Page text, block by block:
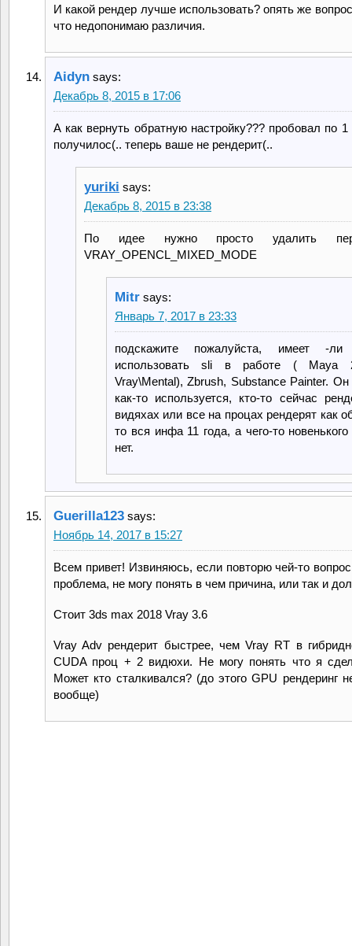
И какой рендер лучше использовать? опять же вопрос
что недопонимаю различия.
Aidyn says:
Декабрь 8, 2015 в 17:06
А как вернуть обратную настройку??? пробовал по 1
получилос(.. теперь ваше не рендерит(..
yuriki says:
Декабрь 8, 2015 в 23:38
По идее нужно просто удалить
VRAY_OPENCL_MIXED_MODE
Mitr says:
Январь 7, 2017 в 23:33
подскажите пожалуйста, имеет -
использовать sli в работе ( Maya
Vray\Mental), Zbrush, Substance Painter.
как-то используется, кто-то сейчас
видяхах или все на процах рендерят как
то вся инфа 11 года, а чего-то
нет.
Guerilla123 says:
Ноябрь 14, 2017 в 15:27
Всем привет! Извиняюсь, если повторю чей-то
проблема, не могу понять в чем причина, или так и
Стоит 3ds max 2018 Vray 3.6
Vray Adv рендерит быстрее, чем Vray RT в
CUDA проц + 2 видюхи. Не могу понять что я
Может кто сталкивался? (до этого GPU рендеринг
вообще)